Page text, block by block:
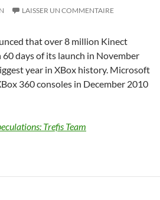
LAISSER UN COMMENTAIRE
that over 8 million Kinect
days of its launch in November
year in XBox history. Microsoft
360 consoles in December 2010
Trefis Team